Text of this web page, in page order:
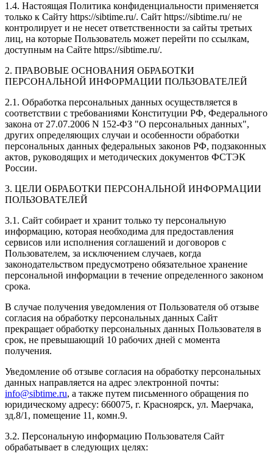
1.4. Настоящая Политика конфиденциальности применяется
только к Сайту https://sibtime.ru/. Сайт https://sibtime.ru/ не
контролирует и не несет ответственности за сайты третьих
лиц, на которые Пользователь может перейти по ссылкам,
доступным на Сайте https://sibtime.ru/.
2. ПРАВОВЫЕ ОСНОВАНИЯ ОБРАБОТКИ
ПЕРСОНАЛЬНОЙ ИНФОРМАЦИИ ПОЛЬЗОВАТЕЛЕЙ
2.1. Обработка персональных данных осуществляется в
соответствии с требованиями Конституции РФ, Федерального
закона от 27.07.2006 N 152-ФЗ "О персональных данных",
других определяющих случаи и особенности обработки
персональных данных федеральных законов РФ, подзаконных
актов, руководящих и методических документов ФСТЭК
России.
3. ЦЕЛИ ОБРАБОТКИ ПЕРСОНАЛЬНОЙ ИНФОРМАЦИИ
ПОЛЬЗОВАТЕЛЕЙ
3.1. Сайт собирает и хранит только ту персональную
информацию, которая необходима для предоставления
сервисов или исполнения соглашений и договоров с
Пользователем, за исключением случаев, когда
законодательством предусмотрено обязательное хранение
персональной информации в течение определенного законом
срока.
В случае получения уведомления от Пользователя об отзыве
согласия на обработку персональных данных Сайт
прекращает обработку персональных данных Пользователя в
срок, не превышающий 10 рабочих дней с момента
получения.
Уведомление об отзыве согласия на обработку персональных
данных направляется на адрес электронной почты:
info@sibtime.ru, а также путем письменного обращения по
юридическому адресу: 660075, г. Красноярск, ул. Маерчака,
зд.8/1, помещение 11, комн.9.
3.2. Персональную информацию Пользователя Сайт
обрабатывает в следующих целях: